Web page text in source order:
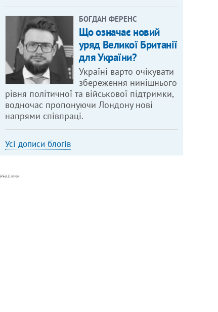
БОГДАН ФЕРЕНС
Що означає новий
уряд Великої Британії
для України?
Україні варто очікувати
збереження нинішнього
рівня політичної та військової підтримки,
водночас пропонуючи Лондону нові
напрями співпраці.
Усі дописи блогів
РЕКЛАМА